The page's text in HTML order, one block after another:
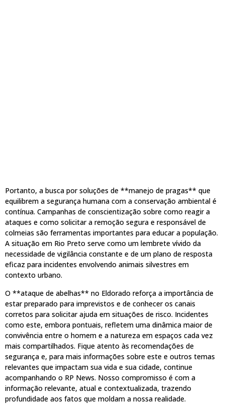
Portanto, a busca por soluções de **manejo de pragas** que
equilibrem a segurança humana com a conservação ambiental é
contínua. Campanhas de conscientização sobre como reagir a
ataques e como solicitar a remoção segura e responsável de
colmeias são ferramentas importantes para educar a população.
A situação em Rio Preto serve como um lembrete vívido da
necessidade de vigilância constante e de um plano de resposta
eficaz para incidentes envolvendo animais silvestres em
contexto urbano.
O **ataque de abelhas** no Eldorado reforça a importância de
estar preparado para imprevistos e de conhecer os canais
corretos para solicitar ajuda em situações de risco. Incidentes
como este, embora pontuais, refletem uma dinâmica maior de
convivência entre o homem e a natureza em espaços cada vez
mais compartilhados. Fique atento às recomendações de
segurança e, para mais informações sobre este e outros temas
relevantes que impactam sua vida e sua cidade, continue
acompanhando o RP News. Nosso compromisso é com a
informação relevante, atual e contextualizada, trazendo
profundidade aos fatos que moldam a nossa realidade.